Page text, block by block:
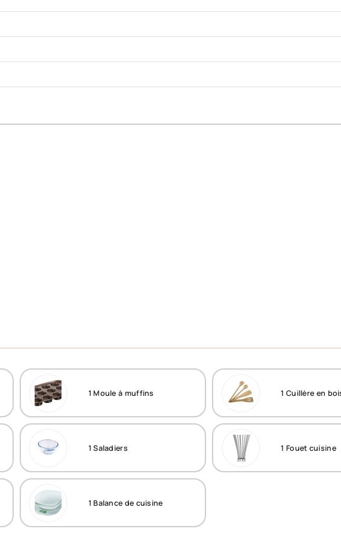
1 Moule à muffins 1 Cuillère en
1 Saladiers 1 Fouet cuisine
1 Balance de cuisine